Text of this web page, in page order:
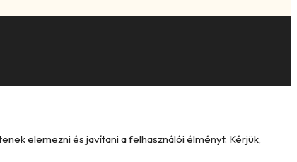
elemezni és javítani a felhasználói élményt. Kérjük,